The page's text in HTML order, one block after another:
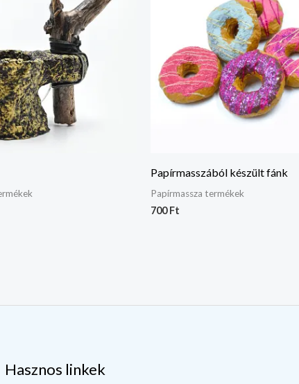
Papírmasszából készült fánk
Papírmassza termékek
700Ft
Hasznos linkek